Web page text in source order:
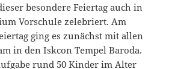
besondere Feiertag auch in
Vorschule zelebriert. Am
ging es zunächst mit allen
in den Iskcon Tempel Baroda.
rund 50 Kinder im Alter